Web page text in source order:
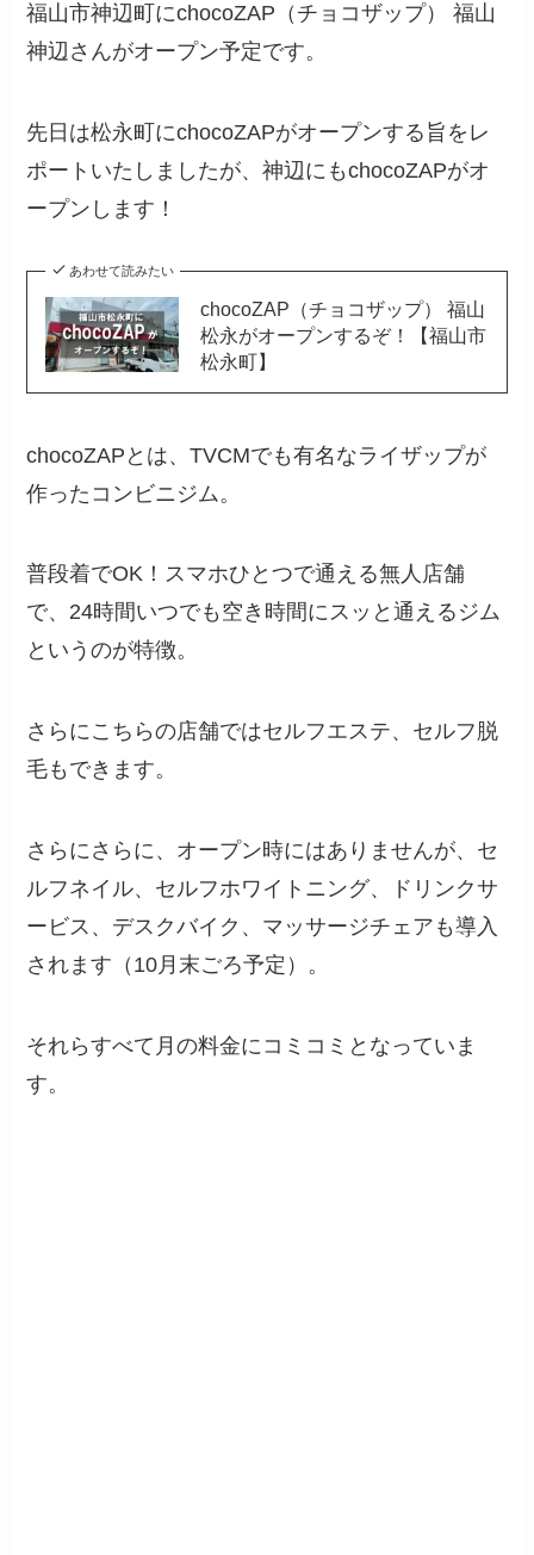
福山市神辺町にchocoZAP（チョコザップ） 福山
神辺さんがオープン予定です。
先日は松永町にchocoZAPがオープンする旨をレ
ポートいたしましたが、神辺にもchocoZAPがオ
ープンします！
あわせて読みたい
chocoZAP（チョコザップ） 福山
松永がオープンするぞ！【福山市
松永町】
chocoZAPとは、TVCMでも有名なライザップが
作ったコンビニジム。
普段着でOK！スマホひとつで通える無人店舗
で、24時間いつでも空き時間にスッと通えるジム
というのが特徴。
さらにこちらの店舗ではセルフエステ、セルフ脱
毛もできます。
さらにさらに、オープン時にはありませんが、セ
ルフネイル、セルフホワイトニング、ドリンクサ
ービス、デスクバイク、マッサージチェアも導入
されます（10月末ごろ予定）。
それらすべて月の料金にコミコミとなっていま
す。